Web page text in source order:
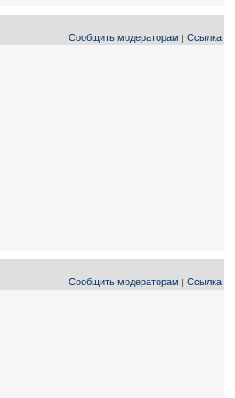
Сообщить модераторам | Ссылка
Сообщить модераторам | Ссылка